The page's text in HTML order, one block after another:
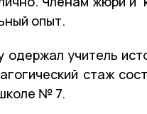
опыт.
одержал учитель
стаж
№ 7.